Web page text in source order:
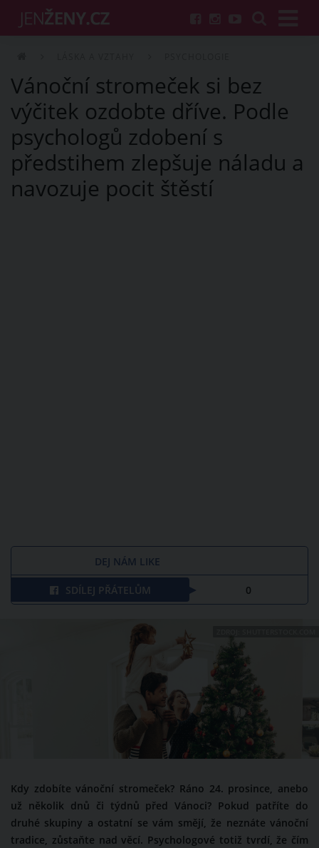
Vánoční stromeček si bez
výčitek ozdobte dříve. Podle
psychologů zdobení s
předstihem zlepšuje náladu a
navozuje pocit štěstí
DEJ NÁM LIKE
SDÍLEJ PŘÁTELŮM 0
Kdy zdobíte vánoční stromeček? Ráno 24. prosince, anebo
už několik dnů či týdnů před Vánoci? Pokud patříte do
druhé skupiny a ostatní se vám smějí, že neznáte vánoční
tradice, zůstaňte nad věcí. Psychologové totiž tvrdí, že čím